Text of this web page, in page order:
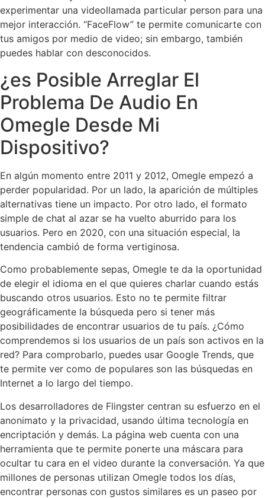
experimentar una videollamada particular person para una
mejor interacción. “FaceFlow” te permite comunicarte con
tus amigos por medio de video; sin embargo, también
puedes hablar con desconocidos.
¿es Posible Arreglar El
Problema De Audio En
Omegle Desde Mi
Dispositivo?
En algún momento entre 2011 y 2012, Omegle empezó a
perder popularidad. Por un lado, la aparición de múltiples
alternativas tiene un impacto. Por otro lado, el formato
simple de chat al azar se ha vuelto aburrido para los
usuarios. Pero en 2020, con una situación especial, la
tendencia cambió de forma vertiginosa.
Como probablemente sepas, Omegle te da la oportunidad
de elegir el idioma en el que quieres charlar cuando estás
buscando otros usuarios. Esto no te permite filtrar
geográficamente la búsqueda pero si tener más
posibilidades de encontrar usuarios de tu país. ¿Cómo
comprendemos si los usuarios de un país son activos en la
red? Para comprobarlo, puedes usar Google Trends, que
te permite ver como de populares son las búsquedas en
Internet a lo largo del tiempo.
Los desarrolladores de Flingster centran su esfuerzo en el
anonimato y la privacidad, usando última tecnología en
encriptación y demás. La página web cuenta con una
herramienta que te permite ponerte una máscara para
ocultar tu cara en el video durante la conversación. Ya que
millones de personas utilizan Omegle todos los días,
encontrar personas con gustos similares es un paseo por